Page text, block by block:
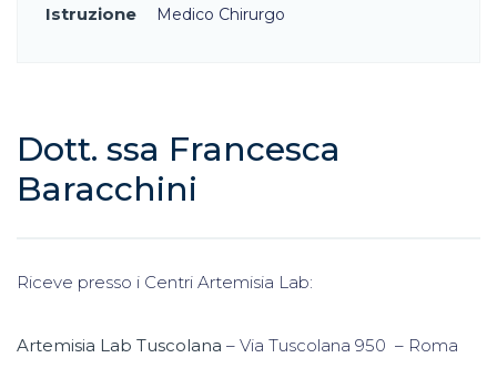
Istruzione Medico Chirurgo
Dott. ssa Francesca
Baracchini
Riceve presso i Centri Artemisia Lab:
Artemisia Lab Tuscolana – Via Tuscolana 950 – Roma